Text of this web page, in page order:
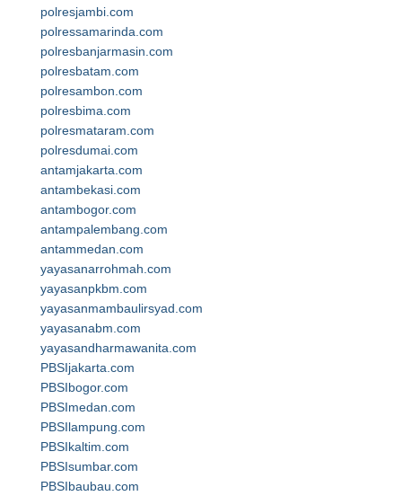
polresjambi.com
polressamarinda.com
polresbanjarmasin.com
polresbatam.com
polresambon.com
polresbima.com
polresmataram.com
polresdumai.com
antamjakarta.com
antambekasi.com
antambogor.com
antampalembang.com
antammedan.com
yayasanarrohmah.com
yayasanpkbm.com
yayasanmambaulirsyad.com
yayasanabm.com
yayasandharmawanita.com
PBSIjakarta.com
PBSIbogor.com
PBSImedan.com
PBSIlampung.com
PBSIkaltim.com
PBSIsumbar.com
PBSIbaubau.com